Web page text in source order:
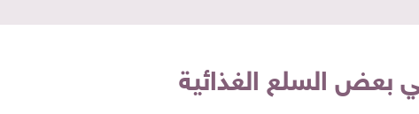
بعض السلع الغذائية